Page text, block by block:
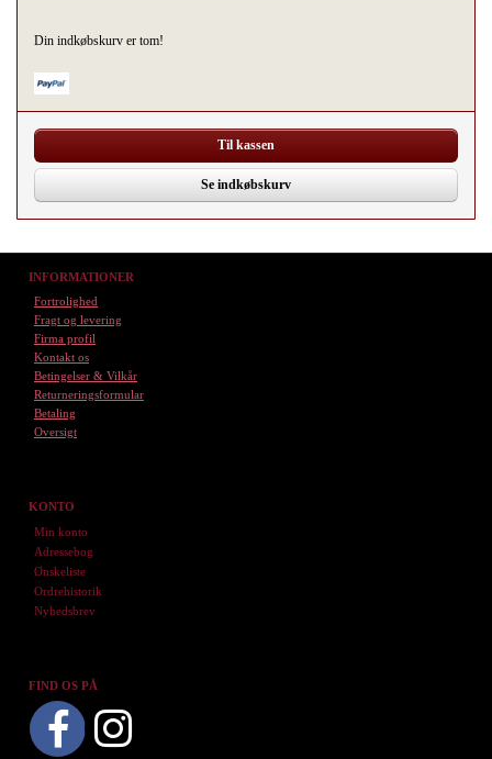
Din indkøbskurv er tom!
Til kassen
Se indkøbskurv
INFORMATIONER
Fortrolighed
Fragt og levering
Firma profil
Kontakt os
Betingelser & Vilkår
Returneringsformular
Betaling
Oversigt
KONTO
Min konto
Adressebog
Ønskeliste
Ordrehistorik
Nyhedsbrev
FIND OS PÅ